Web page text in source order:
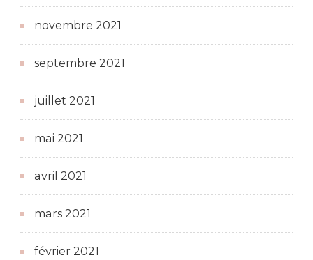
novembre 2021
septembre 2021
juillet 2021
mai 2021
avril 2021
mars 2021
février 2021